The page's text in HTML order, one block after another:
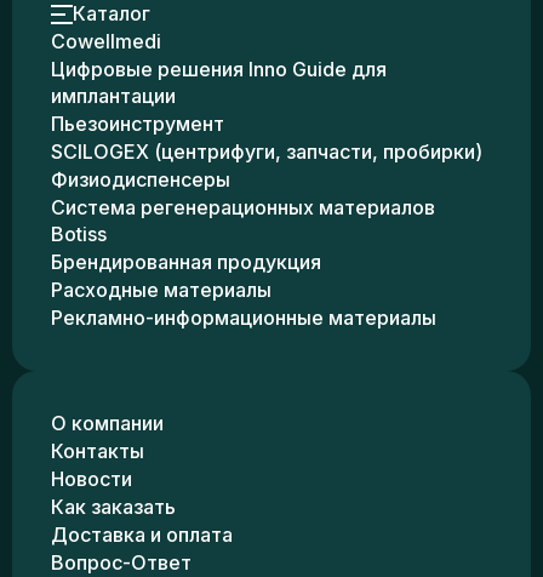
Каталог
Cowellmedi
Цифровые решения Inno Guide для
имплантации
Пьезоинструмент
SCILOGEX (центрифуги, запчасти, пробирки)
Физиодиспенсеры
Система регенерационных материалов
Botiss
Брендированная продукция
Расходные материалы
Рекламно-информационные материалы
О компании
Контакты
Новости
Как заказать
Доставка и оплата
Вопрос-Ответ